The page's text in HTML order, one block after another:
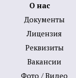
О нас
Документы
Лицензия
Реквизиты
Вакансии
Фото / Видео